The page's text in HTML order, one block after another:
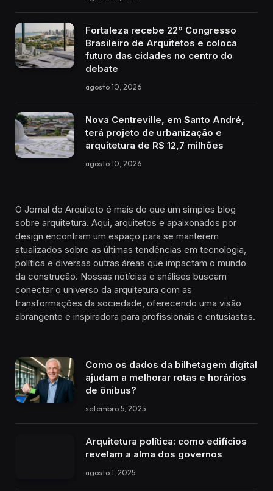
Fortaleza recebe 22º Congresso
Brasileiro de Arquitetos e coloca
futuro das cidades no centro do
debate
agosto 10, 2026
Nova Centreville, em Santo André,
terá projeto de urbanização e
arquitetura de R$ 12,7 milhões
agosto 10, 2026
O Jornal do Arquiteto é mais do que um simples blog
sobre arquitetura. Aqui, arquitetos e apaixonados por
design encontram um espaço para se manterem
atualizados sobre as últimas tendências em tecnologia,
política e diversas outras áreas que impactam o mundo
da construção. Nossas notícias e análises buscam
conectar o universo da arquitetura com as
transformações da sociedade, oferecendo uma visão
abrangente e inspiradora para profissionais e entusiastas.
Como os dados da bilhetagem digital
ajudam a melhorar rotas e horários
de ônibus?
setembro 5, 2025
Arquitetura política: como edifícios
revelam a alma dos governos
agosto 1, 2025